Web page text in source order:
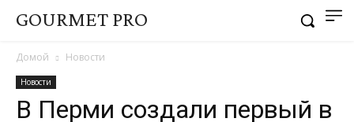
GOURMET PRO
Домой Новости
Новости
В Перми создали первый в